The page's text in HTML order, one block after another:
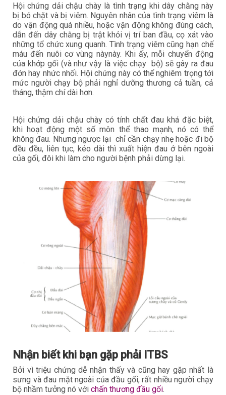
Hội chứng dải chậu chày là tình trạng khi dây chằng này
bị bó chặt và bị viêm. Nguyên nhân của tình trạng viêm là
do vận động quá nhiều, hoặc vận động không đúng cách,
dẫn đến dây chằng bị trật khỏi vị trí ban đầu, cọ xát vào
những tổ chức xung quanh. Tình trạng viêm cũng hạn chế
máu đến nuôi cơ vùng nàynày. Khi ấy, mỗi chuyển động
của khớp gối (và như vậy là việc chạy bộ) sẽ gây ra đau
đớn hay nhức nhối. Hội chứng này có thể nghiêm trọng tới
mức người chạy bộ phải nghỉ dưỡng thương cả tuần, cả
tháng, thậm chí dài hơn.
Hội chứng dải chậu chày có tính chất đau khá đặc biệt,
khi hoạt động một số môn thể thao mạnh, nó có thể
không đau. Nhưng ngược lại chỉ cần chạy nhẹ hoặc đi bộ
đều đều, liên tục, kéo dài thì xuất hiện đau ở bên ngoài
của gối, đôi khi làm cho người bệnh phải dừng lại.
Nhận biết khi bạn gặp phải ITBS
Bởi vì triệu chứng dễ nhận thấy và cũng hay gặp nhất là
sưng và đau mặt ngoài của đầu gối, rất nhiều người chạy
bộ nhầm tưởng nó với chấn thương đầu gối.